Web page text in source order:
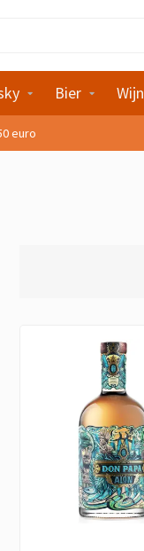
Bier Wijn
euro